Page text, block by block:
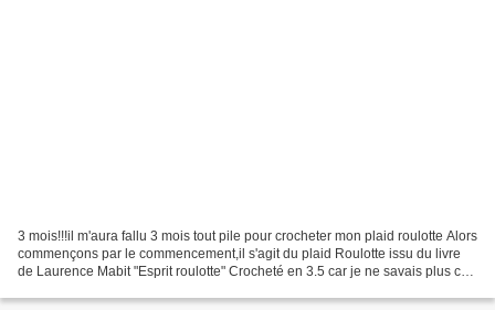
3 mois!!!il m'aura fallu 3 mois tout pile pour crocheter mon plaid roulotte Alors
commençons par le commencement,il s'agit du plaid Roulotte issu du livre
de Laurence Mabit "Esprit roulotte" Crocheté en 3.5 car je ne savais plus ce